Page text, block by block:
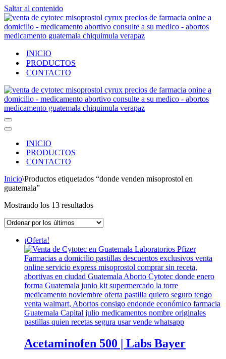
Saltar al contenido
INICIO
PRODUCTOS
CONTACTO
Menú
de
Menú
navegación
INICIO
PRODUCTOS
CONTACTO
Inicio\Productos etiquetados “donde venden misoprostol en
guatemala”
Mostrando los 13 resultadosOrdenado
los
¡Oferta!
Acetaminofen 500 | Labs Bayer